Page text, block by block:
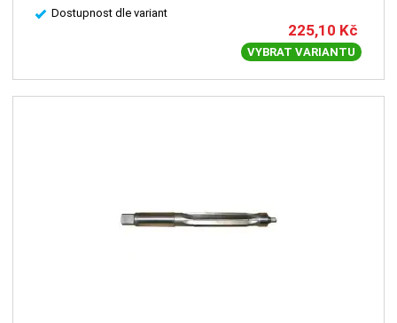
Dostupnost dle variant
225,10 Kč
VYBRAT VARIANTU